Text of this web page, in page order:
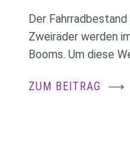
Der
Zweiräder werden
Booms. Um diese
ZUM BEITRAG ⟶